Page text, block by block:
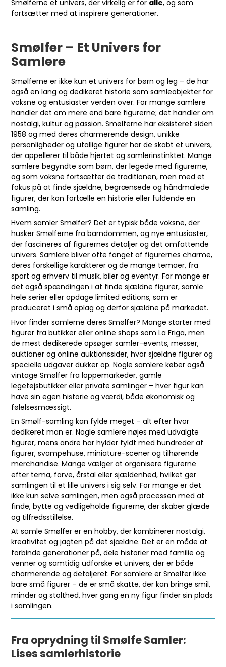
Smølferne et univers, der virkelig er for alle, og som
fortsætter med at inspirere generationer.
Smølfer – Et Univers for
Samlere
Smølferne er ikke kun et univers for børn og leg – de har
også en lang og dedikeret historie som samleobjekter for
voksne og entusiaster verden over. For mange samlere
handler det om mere end bare figurerne; det handler om
nostalgi, kultur og passion. Smølferne har eksisteret siden
1958 og med deres charmerende design, unikke
personligheder og utallige figurer har de skabt et univers,
der appellerer til både hjertet og samlerinstinktet. Mange
samlere begyndte som børn, der legede med figurerne,
og som voksne fortsætter de traditionen, men med et
fokus på at finde sjældne, begrænsede og håndmalede
figurer, der kan fortælle en historie eller fuldende en
samling.
Hvem samler Smølfer? Det er typisk både voksne, der
husker Smølferne fra barndommen, og nye entusiaster,
der fascineres af figurernes detaljer og det omfattende
univers. Samlere bliver ofte fanget af figurernes charme,
deres forskellige karakterer og de mange temaer, fra
sport og erhverv til musik, biler og eventyr. For mange er
det også spændingen i at finde sjældne figurer, samle
hele serier eller opdage limited editions, som er
produceret i små oplag og derfor sjældne på markedet.
Hvor finder samlerne deres Smølfer? Mange starter med
figurer fra butikker eller online shops som La Friga, men
de mest dedikerede opsøger samler-events, messer,
auktioner og online auktionssider, hvor sjældne figurer og
specielle udgaver dukker op. Nogle samlere køber også
vintage Smølfer fra loppemarkeder, gamle
legetøjsbutikker eller private samlinger – hver figur kan
have sin egen historie og værdi, både økonomisk og
følelsesmæssigt.
En Smølf-samling kan fylde meget – alt efter hvor
dedikeret man er. Nogle samlere nøjes med udvalgte
figurer, mens andre har hylder fyldt med hundreder af
figurer, svampehuse, miniature-scener og tilhørende
merchandise. Mange vælger at organisere figurerne
efter tema, farve, årstal eller sjældenhed, hvilket gør
samlingen til et lille univers i sig selv. For mange er det
ikke kun selve samlingen, men også processen med at
finde, bytte og vedligeholde figurerne, der skaber glæde
og tilfredsstillelse.
At samle Smølfer er en hobby, der kombinerer nostalgi,
kreativitet og jagten på det sjældne. Det er en måde at
forbinde generationer på, dele historier med familie og
venner og samtidig udforske et univers, der er både
charmerende og detaljeret. For samlere er Smølfer ikke
bare små figurer – de er små skatte, der kan bringe smil,
minder og stolthed, hver gang en ny figur finder sin plads
i samlingen.
Fra oprydning til Smølfe Samler:
Lises samlerhistorie